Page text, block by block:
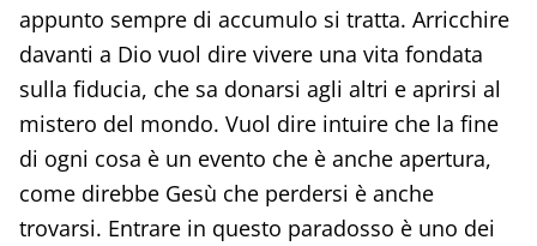
appunto sempre di accumulo si tratta. Arricchire
davanti a Dio vuol dire vivere una vita fondata
sulla fiducia, che sa donarsi agli altri e aprirsi al
mistero del mondo. Vuol dire intuire che la fine
di ogni cosa è un evento che è anche apertura,
come direbbe Gesù che perdersi è anche
trovarsi. Entrare in questo paradosso è uno dei